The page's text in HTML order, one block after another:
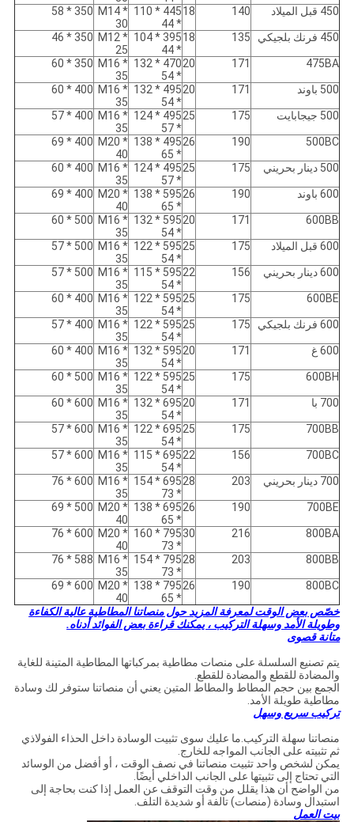
450 قبل الميلاد
140
18
445 * 110
* 44
M14 *
30
350 * 58
450 فرنك بلجيكي 135
18
395 * 104
* 44
M12 *
25
350 * 46
475BA
171
20
470 * 132
* 54
M16 *
35
350 * 60
500 باوند 171
20
495 * 132
* 54
M16 *
35
400 * 60
500 جيجابايت 175
25
495 * 124
* 57
M16 *
35
400 * 57
500BC
190
26
495 * 138
* 65
M20 *
40
400 * 69
500 دينار بحريني 175
25
495 * 124
* 57
M16 *
35
400 * 60
600 باوند 190
26
595 * 138
* 65
M20 *
40
400 * 69
600BB
171
20
595 * 132
* 54
M16 *
35
500 * 60
600 قبل الميلاد 175
25
595 * 122
* 54
M16 *
35
500 * 57
600 دينار بحريني 156
22
595 * 115
* 54
M16 *
35
500 * 57
600BE
175
25
595 * 122
* 54
M16 *
35
400 * 60
600 فرنك بلجيكي 175
25
595 * 122
* 54
M16 *
35
400 * 57
600 غ 171
20
595 * 132
* 54
M16 *
35
400 * 60
600BH
175
25
595 * 122
* 54
M16 *
35
500 * 60
700 با 171
20
695 * 132
* 54
M16 *
35
600 * 60
700BB
175
25
695 * 122
* 54
M16 *
35
600 * 57
700BC
156
22
695 * 115
* 54
M16 *
35
600 * 57
700 دينار بحريني 203
28
695 * 154
* 73
M16 *
35
600 * 76
700BE
190
26
695 * 138
* 65
M20 *
40
500 * 69
800BA
216
30
795 * 160
* 73
M20 *
40
600 * 76
800BB
203
28
795 * 154
* 73
M16 *
35
588 * 76
800BC
190
26
795 * 138
* 65
M20 *
40
600 * 69
خصّص بعض الوقت لمعرفة المزيد حول منصاتنا المطاطية عالية الكفاءة
وطويلة الأمد وسهلة التركيب ، يمكنك قراءة بعض الفوائد أدناه.
متانة قصوى
يتم تصنيع السلسلة على منصات مطاطية بمركباتها المطاطية المتينة للغاية
والمضادة للقطع والمضادة للقطع.
الجمع بين حجم المطاط والمطاط المتين يعني أن منصاتنا ستوفر لك وسادة
مطاطية طويلة الأمد.
تركيب سريع وسهل
منصاتنا سهلة التركيب.ما عليك سوى تثبيت الوسادة داخل الحذاء الفولاذي
ثم تثبيته على الجانب المواجه للخارج.
يمكن لشخص واحد تثبيت منصاتنا في نصف الوقت ، أو أفضل من الوسائد
التي تحتاج إلى تثبيتها على الجانب الداخلي أيضًا.
من الواضح أن هذا يقلل من وقت التوقف عن العمل إذا كنت بحاجة إلى
استبدال وسادة (منصات) تالفة أو شديدة التلف.
بيت العمل